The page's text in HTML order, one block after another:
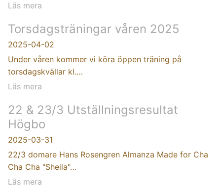
Läs mera
Torsdagsträningar våren 2025
2025-04-02
Under våren kommer vi köra öppen träning på
torsdagskvällar kl.…
Läs mera
22 & 23/3 Utställningsresultat
Högbo
2025-03-31
22/3 domare Hans Rosengren Almanza Made for Cha
Cha Cha "Sheila"…
Läs mera